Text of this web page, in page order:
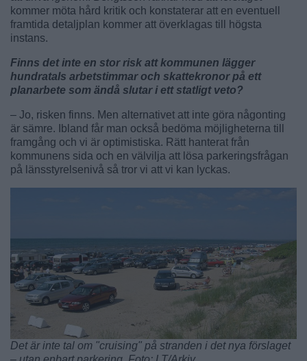
kommer möta hård kritik och konstaterar att en eventuell
framtida detaljplan kommer att överklagas till högsta
instans.
Finns det inte en stor risk att kommunen lägger
hundratals arbetstimmar och skattekronor på ett
planarbete som ändå slutar i ett statligt veto?
– Jo, risken finns. Men alternativet att inte göra någonting
är sämre. Ibland får man också bedöma möjligheterna till
framgång och vi är optimistiska. Rätt hanterat från
kommunens sida och en välvilja att lösa parkeringsfrågan
på länsstyrelsenivå så tror vi att vi kan lyckas.
Det är inte tal om "cruising" på stranden i det nya förslaget